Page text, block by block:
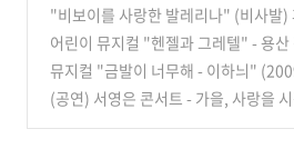
"비보이를 사랑한 발레리나" (비사발)
1)
어린이 뮤지컬 "헨젤과 그레텔" - 용산
관 문화극장 (6)
뮤지컬 "금발이 너무해 - 이하늬"
(공연) 서영은 콘서트 - 가을, 사랑을